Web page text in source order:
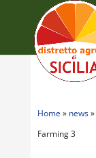
Home » news»
Farming 3